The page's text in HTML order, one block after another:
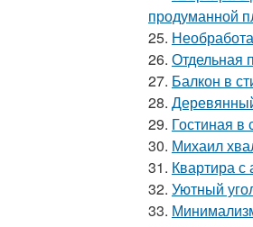
продуманной
25.
26. Отдельная
27. Балкон в
28.
29. Гостиная
30. Михаил
31. Квартира
32. Уютный
33.